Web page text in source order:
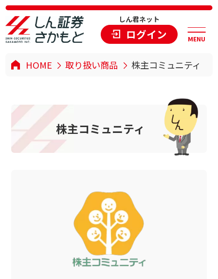
しん君ネット
ログイン MENU
HOME 取り扱い商品 株主コミュニティ
株主コミ ュニティ